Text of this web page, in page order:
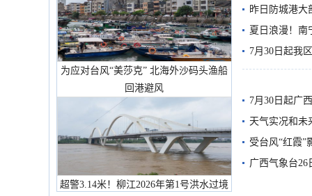
为应对台风“美莎克” 北海外沙码头渔船
回港避风
超警3.14米！柳江2026年第1号洪水过境
需继续防范
昨日防城港大
雨
夏日浪漫！南
7月30日起我
7月30日起广
天气实况和未
受台风“红霞”
有较强降雨
广西气象台26